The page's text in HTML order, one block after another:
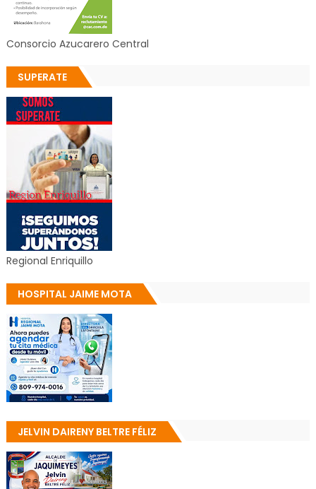
Consorcio Azucarero Central
SUPERATE
Regional Enriquillo
HOSPITAL JAIME MOTA
JELVIN DAIRENY BELTRE FÉLIZ